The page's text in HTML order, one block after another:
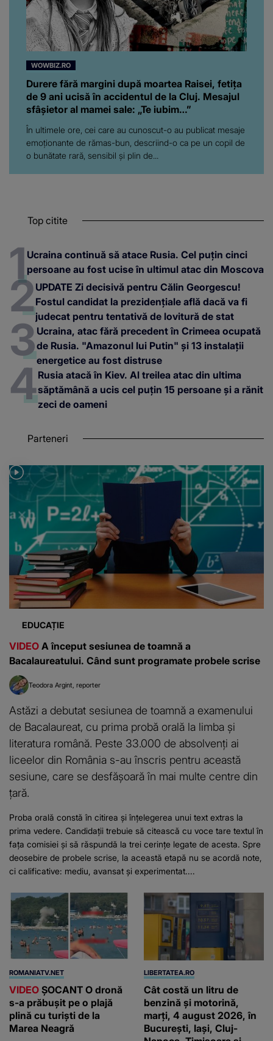
WOWBIZ.RO
Durere fără margini după moartea Raisei, fetița
de 9 ani ucisă în accidentul de la Cluj. Mesajul
sfâșietor al mamei sale: „Te iubim…”
În ultimele ore, cei care au cunoscut-o au publicat mesaje
emoționante de rămas-bun, descriind-o ca pe un copil de
o bunătate rară, sensibil și plin de...
Top citite
Ucraina continuă să atace Rusia. Cel puțin cinci
persoane au fost ucise în ultimul atac din Moscova
UPDATE Zi decisivă pentru Călin Georgescu!
Fostul candidat la prezidențiale află dacă va fi
judecat pentru tentativă de lovitură de stat
Ucraina, atac fără precedent în Crimeea ocupată
de Rusia. "Amazonul lui Putin" și 13 instalații
energetice au fost distruse
Rusia atacă în Kiev. Al treilea atac din ultima
săptămână a ucis cel puțin 15 persoane și a rănit
zeci de oameni
Parteneri
EDUCAȚIE
VIDEO A început sesiunea de toamnă a
Bacalaureatului. Când sunt programate probele scrise
Teodora Argint reporter
Astăzi a debutat sesiunea de toamnă a examenului
de Bacalaureat, cu prima probă orală la limba și
literatura română. Peste 33.000 de absolvenți ai
liceelor din România s-au înscris pentru această
sesiune, care se desfășoară în mai multe centre din
țară.
Proba orală constă în citirea și înțelegerea unui text extras la
prima vedere. Candidații trebuie să citească cu voce tare textul în
fața comisiei și să răspundă la trei cerințe legate de acesta. Spre
deosebire de probele scrise, la această etapă nu se acordă note,
ci calificative: mediu, avansat și experimentat....
ROMANIATV.NET
VIDEO ŞOCANT O dronă
s-a prăbuşit pe o plajă
plină cu turişti de la
Marea Neagră
LIBERTATEA.RO
Cât costă un litru de
benzină și motorină,
marți, 4 august 2026, în
București, Iași, Cluj-